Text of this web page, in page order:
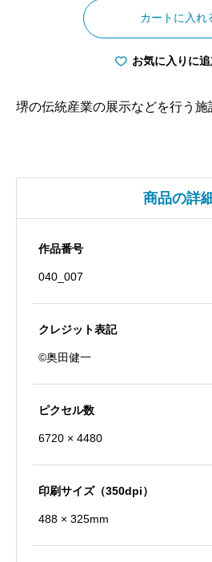
阪
府
堺
匠
カートに入れ
お気に入りに
堺の伝統産業の展示などを行う施
商品の詳
作品番号
040_007
クレジット表記
©奥田健一
ピクセル数
6720 × 4480
印刷サイズ（350dpi）
488 × 325mm